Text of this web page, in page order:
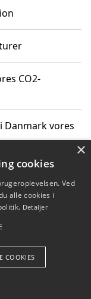
CO2-
Danmark vores
vores
×
cookies
Ved
alle cookies i
Detaljer
COOKIES